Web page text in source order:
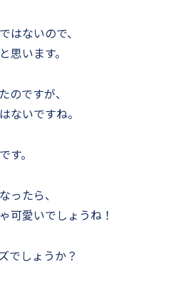
はないので、
思います。
のですが、
ないですね。
す。
ったら、
可愛いでしょうね！
でしょうか？